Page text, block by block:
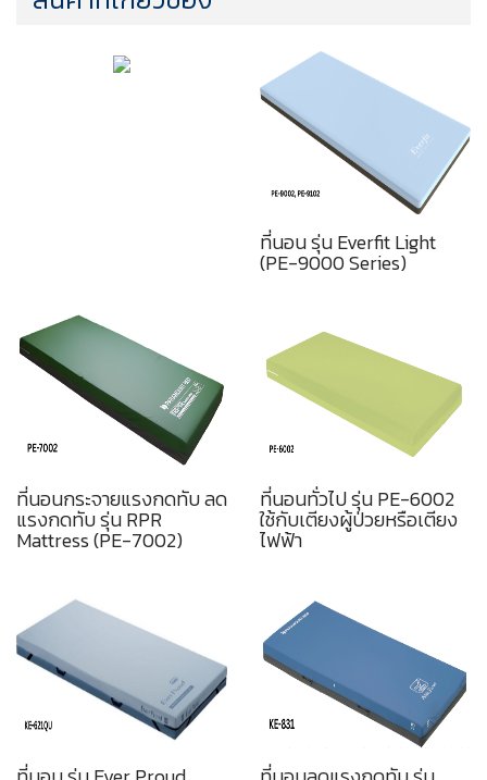
ที่นอน รุ่น Everfit Light
(PE-9000 Series)
ที่นอนกระจายแรงกดทับ ลด
แรงกดทับ รุ่น RPR
Mattress (PE-7002)
ที่นอนทั่วไป รุ่น PE-6002
ใช้กับเตียงผู้ป่วยหรือเตียง
ไฟฟ้า